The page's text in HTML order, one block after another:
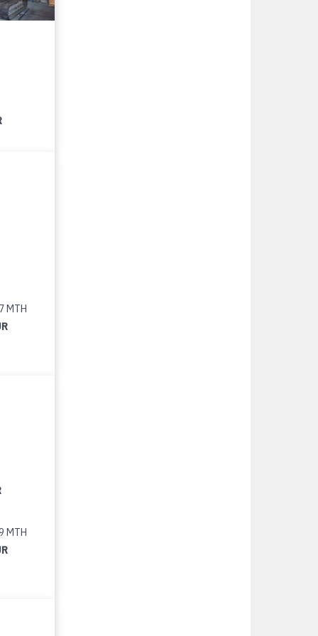
MTH
MTH